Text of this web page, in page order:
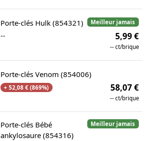
Meilleur jamais
Porte-clés Hulk (854321)
--
5,99 €
-- ct/brique
Porte-clés Venom (854006)
+ 52,08 € (869%) 58,07 €
-- ct/brique
Meilleur jamais
Porte-clés Bébé
ankylosaure (854316)